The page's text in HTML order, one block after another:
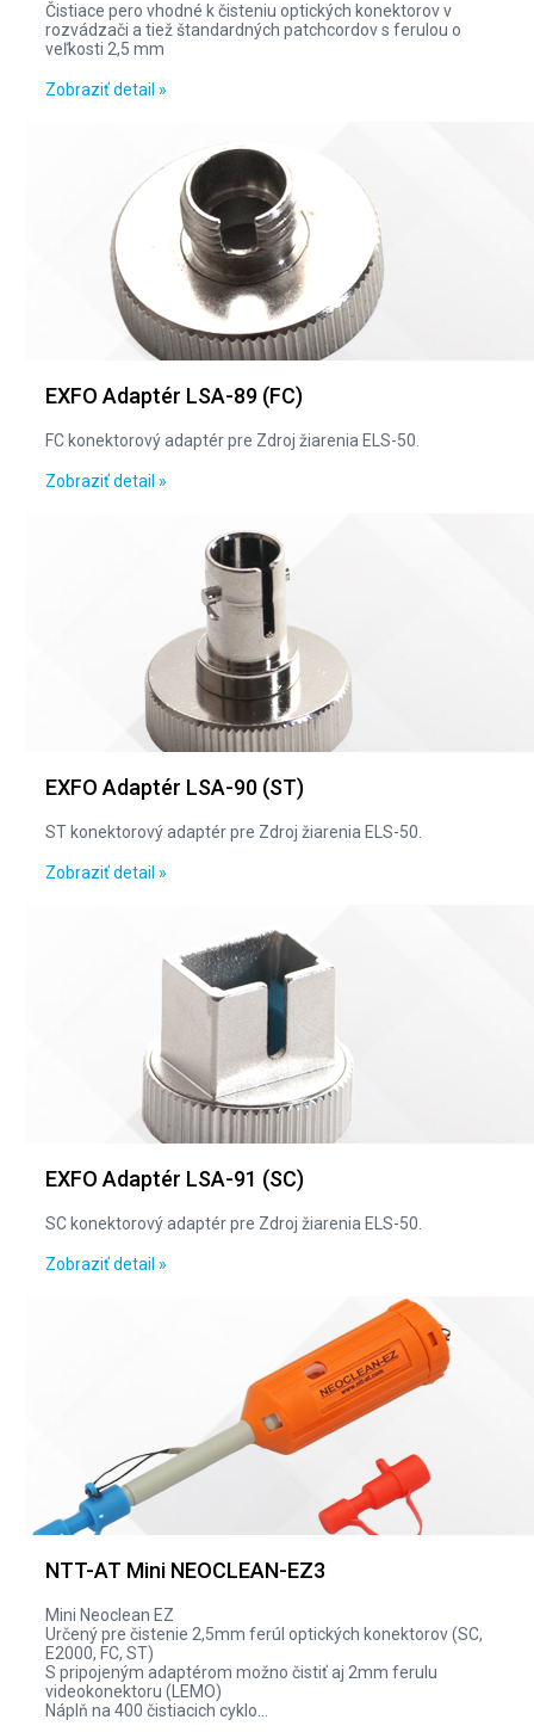
Čistiace pero vhodné k čisteniu optických konektorov v
rozvádzači a tiež štandardných patchcordov s ferulou o
veľkosti 2,5 mm
Zobraziť detail »
EXFO Adaptér LSA-89 (FC)
FC konektorový adaptér pre Zdroj žiarenia ELS-50.
Zobraziť detail »
EXFO Adaptér LSA-90 (ST)
ST konektorový adaptér pre Zdroj žiarenia ELS-50.
Zobraziť detail »
EXFO Adaptér LSA-91 (SC)
SC konektorový adaptér pre Zdroj žiarenia ELS-50.
Zobraziť detail »
NTT-AT Mini NEOCLEAN-EZ3
Mini Neoclean EZ
Určený pre čistenie 2,5mm ferúl optických konektorov (SC,
E2000, FC, ST)
S pripojeným adaptérom možno čistiť aj 2mm ferulu
videokonektoru (LEMO)
Náplň na 400 čistiacich cyklo...